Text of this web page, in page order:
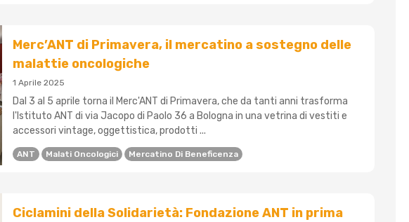
Merc’ANT di Primavera, il mercatino a sostegno delle
malattie oncologiche
1 Aprile 2025
Dal 3 al 5 aprile torna il Merc'ANT di Primavera, che da tanti anni trasforma
l'Istituto ANT di via Jacopo di Paolo 36 a Bologna in una vetrina di vestiti e
accessori vintage, oggettistica, prodotti ...
ANT Malati Oncologici Mercatino Di Beneficenza
Ciclamini della Solidarietà: Fondazione ANT in prima